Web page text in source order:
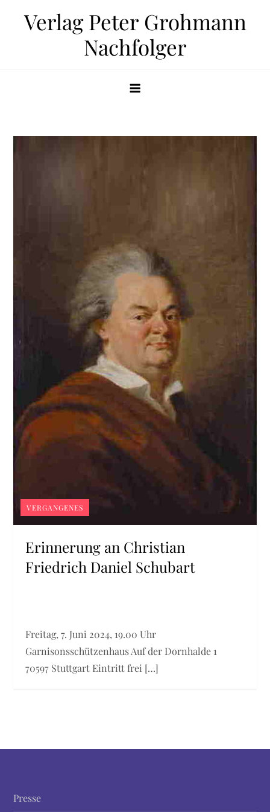
Verlag Peter Grohmann
Nachfolger
VERGANGENES
Erinnerung an Christian
Friedrich Daniel Schubart
Freitag, 7. Juni 2024, 19.00 Uhr
Garnisonsschützenhaus Auf der Dornhalde 1
70597 Stuttgart Eintritt frei […]
Presse